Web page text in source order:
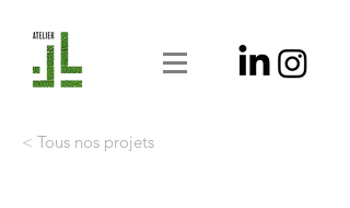
< Tous nos projets